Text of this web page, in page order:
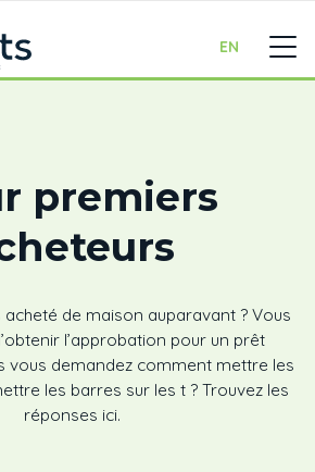
EN
premiers
acheté de maison auparavant ? Vous
l’approbation pour un prêt
vous demandez comment mettre les
les barres sur les t ? Trouvez les
réponses ici.